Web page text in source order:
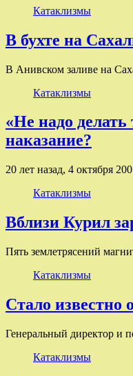
Катаклизмы
В бухте на
В Анивском заливе на
Катаклизмы
«Не надо
наказание?
20 лет назад, 4 октября
Катаклизмы
Вблизи Курил
Пять землетрясений
Катаклизмы
Стало известно
Генеральный директор и
Катаклизмы